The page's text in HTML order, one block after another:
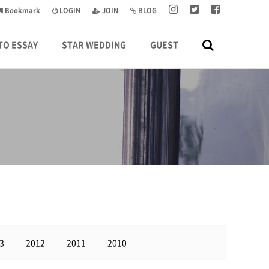
BLOG
JOIN
LOGIN
Bookmark
ESSAY STAR WEDDING GUEST
2012 2011 2010